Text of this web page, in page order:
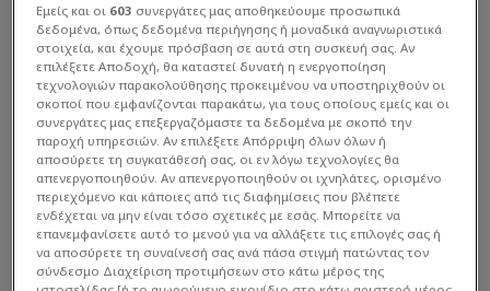
Αναλυτικά όσα έγραψε ο τεχνικός τουΟΦΗ
Εμείς και οι 603 συνεργάτες μας αποθηκεύουμε προσωπικά
δεδομένα, όπως δεδομένα περιήγησης ή μοναδικά αναγνωριστικά
στοιχεία, και έχουμε πρόσβαση σε αυτά στη συσκευή σας. Αν
επιλέξετε Αποδοχή, θα καταστεί δυνατή η ενεργοποίηση
τεχνολογιών παρακολούθησης προκειμένου να υποστηριχθούν οι
σκοποί που εμφανίζονται παρακάτω, για τους οποίους εμείς και οι
συνεργάτες μας επεξεργαζόμαστε τα δεδομένα με σκοπό την
παροχή υπηρεσιών. Αν επιλέξετε Απόρριψη όλων όλων ή
αποσύρετε τη συγκατάθεσή σας, οι εν λόγω τεχνολογίες θα
απενεργοποιηθούν. Αν απενεργοποιηθούν οι ιχνηλάτες, ορισμένο
περιεχόμενο και κάποιες από τις διαφημίσεις που βλέπετε
ενδέχεται να μην είναι τόσο σχετικές με εσάς. Μπορείτε να
επανεμφανίσετε αυτό το μενού για να αλλάξετε τις επιλογές σας ή
να αποσύρετε τη συναίνεσή σας ανά πάσα στιγμή πατώντας τον
σύνδεσμο Διαχείριση προτιμήσεων στο κάτω μέρος της